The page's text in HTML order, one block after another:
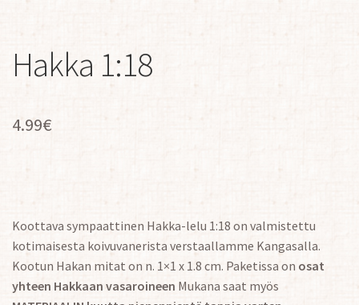
Hakka 1:18
4.99€
Koottava sympaattinen Hakka-lelu 1:18 on valmistettu
kotimaisesta koivuvanerista verstaallamme Kangasalla.
Kootun Hakan mitat on n. 1×1 x 1.8 cm. Paketissa on osat
yhteen Hakkaan vasaroineen Mukana saat myös